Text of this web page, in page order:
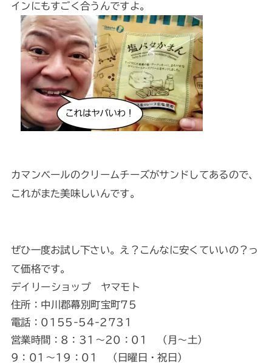
インにもすごく合うんですよ。
カマンベールのクリームチーズがサンドしてあるので、
これがまた美味しいんです。
ぜひ一度お試し下さい。え？こんなに安くていいの？っ
て価格です。
デイリーショップ ヤマモト
住所：中川郡幕別町宝町75
電話：0155-54-2731
営業時間：8：31～20：01 （月～土）
9：01～19：01 （日曜日・祝日）